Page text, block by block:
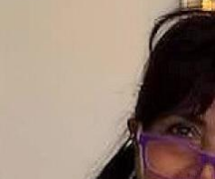
Ik ben Jinke en sinds oktober
werkzaam. Voorgaande aan mijn
podoloog ben ik 10 jaar
Lees